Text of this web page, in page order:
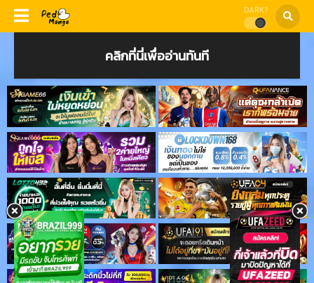
DARK?
คลิกที่นี่เพื่ออ่านทันที